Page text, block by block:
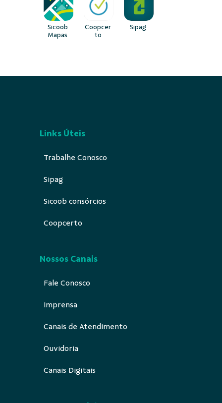
Sicoob
Mapas
Coopcer
to
Sipag
Links Úteis
Trabalhe Conosco
Sipag
Sicoob consórcios
Coopcerto
Nossos Canais
Fale Conosco
Imprensa
Canais de Atendimento
Ouvidoria
Canais Digitais